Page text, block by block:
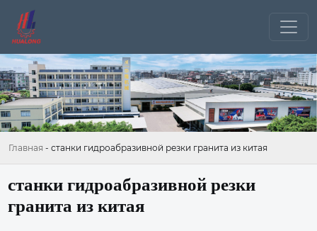
Главная - станки гидроабразивной резки гранита из китая
станки гидроабразивной резки
гранита из китая